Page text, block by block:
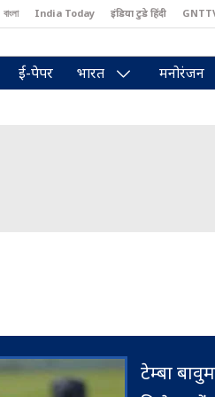
বাংলা India Today इंडिया टुडे हिंदी
ई-पेपर भारत मनोरंजन
टेम्बा